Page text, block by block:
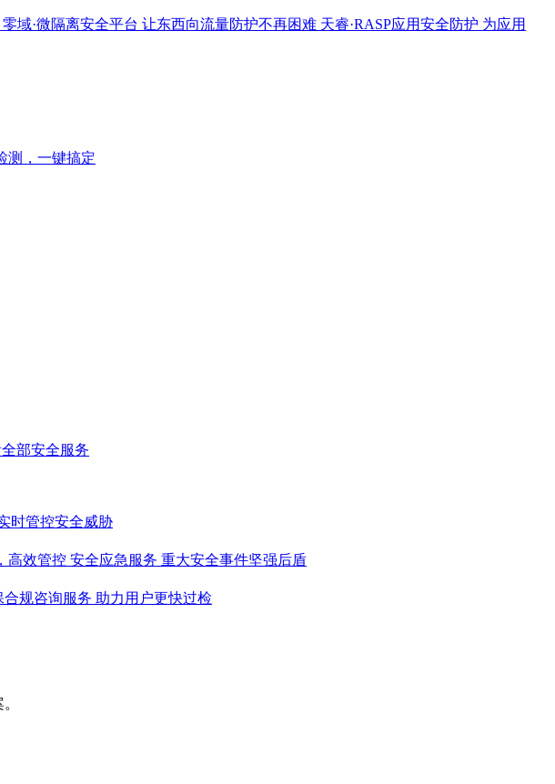
零域·微隔离安全平台 让东西向流量防护不再困难 天睿·RASP应用安全防护 为应用
测，一键搞定
部安全服务
时管控安全威胁
高效管控 安全应急服务 重大安全事件坚强后盾
合规咨询服务 助力用户更快过检